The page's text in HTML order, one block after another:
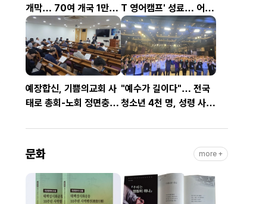
개막… 70여 개국 1만2
천여 명 참가
T 영어캠프' 성료… 어린
이 1,200명 복음과 영어
로 하나
예장합신, 기쁨의교회 사
태로 총회-노회 정면충
간불’
"예수가 길이다"… 전국
청소년 4천 명, 성령 사모
문화 more +